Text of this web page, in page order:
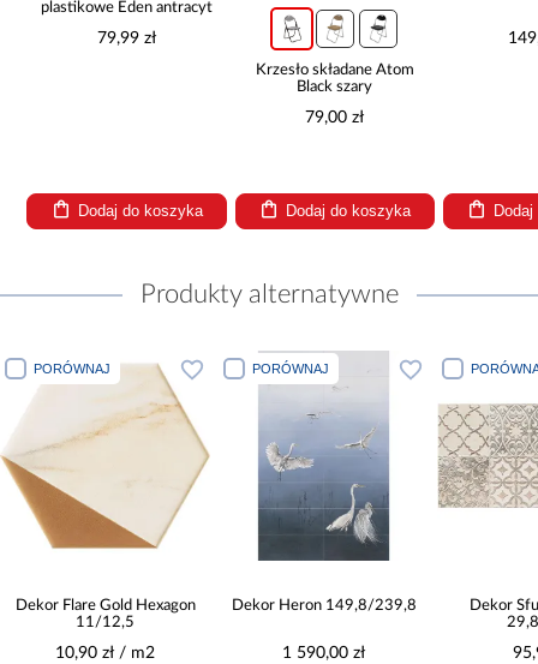
plastikowe Eden antracyt
79,99 zł
Dodaj do koszyka
Krzesło składane Atom
Black szary
79,00 zł
Dodaj do koszyka
Produkty alternatywne
PORÓWNAJ
Dekor Flare Gold Hexagon
11/12,5
10,90 zł / m2
PORÓWNAJ
Dekor Heron 149,8/239,8
1 590,00 zł
PORÓWNAJ
Dekor
29,8/